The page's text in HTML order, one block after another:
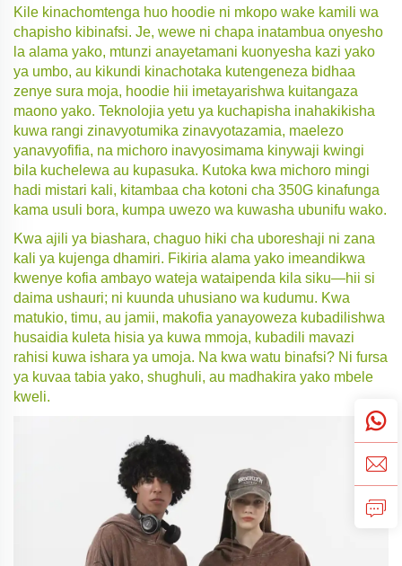
Kile kinachomtenga huo hoodie ni mkopo wake kamili wa
chapisho kibinafsi. Je, wewe ni chapa inatambua onyesho
la alama yako, mtunzi anayetamani kuonyesha kazi yako
ya umbo, au kikundi kinachotaka kutengeneza bidhaa
zenye sura moja, hoodie hii imetayarishwa kuitangaza
maono yako. Teknolojia yetu ya kuchapisha inahakikisha
kuwa rangi zinavyotumika zinavyotazamia, maelezo
yanavyofifia, na michoro inavyosimama kinywaji kwingi
bila kuchelewa au kupasuka. Kutoka kwa michoro mingi
hadi mistari kali, kitambaa cha kotoni cha 350G kinafunga
kama usuli bora, kumpa uwezo wa kuwasha ubunifu wako.
Kwa ajili ya biashara, chaguo hiki cha uboreshaji ni zana
kali ya kujenga dhamiri. Fikiria alama yako imeandikwa
kwenye kofia ambayo wateja wataipenda kila siku—hii si
daima ushauri; ni kuunda uhusiano wa kudumu. Kwa
matukio, timu, au jamii, makofia yanayoweza kubadilishwa
husaidia kuleta hisia ya kuwa mmoja, kubadili mavazi
rahisi kuwa ishara ya umoja. Na kwa watu binafsi? Ni fursa
ya kuvaa tabia yako, shughuli, au madhakira yako mbele
kweli.